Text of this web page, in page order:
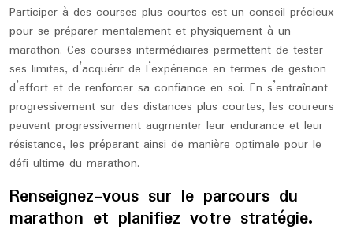
Participer à des courses plus courtes est un conseil précieux
pour se préparer mentalement et physiquement à un
marathon. Ces courses intermédiaires permettent de tester
ses limites, d’acquérir de l’expérience en termes de gestion
d’effort et de renforcer sa confiance en soi. En s’entraînant
progressivement sur des distances plus courtes, les coureurs
peuvent progressivement augmenter leur endurance et leur
résistance, les préparant ainsi de manière optimale pour le
défi ultime du marathon.
Renseignez-vous sur le parcours du
marathon et planifiez votre stratégie.